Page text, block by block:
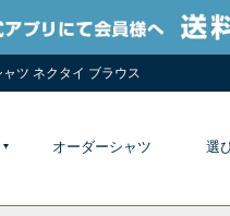
ツ ネクタイ ブラウス
オーダーシャツ 選